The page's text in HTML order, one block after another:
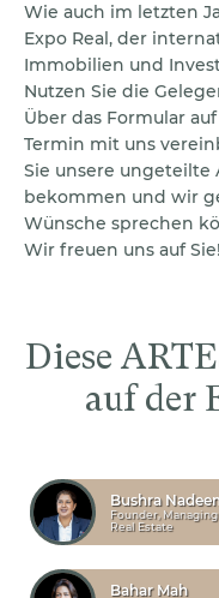
Wie auch im letzten
Expo Real, der
Immobilien und
Nutzen Sie die
Über das Formular
Termin mit uns
Sie unsere ungeteilte
bekommen und wir
Wünsche sprechen
Wir freuen uns auf Sie!
Diese
auf der
Bushra
Founder,
Real Estate
Bahar Mah